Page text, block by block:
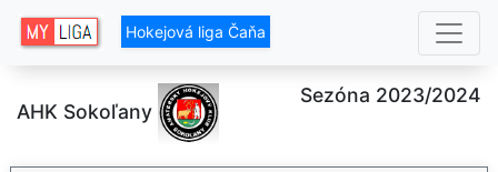
Hokejová liga Čaňa
AHK Sokoľany
Sezóna 2023/2024